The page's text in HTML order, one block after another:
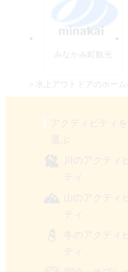
みなかみ町観光
＞水上アウトドアのホーム
アクティビティを
川のアクティビ
ティ
山のアクティビ
ティ
冬のアクティビ
ティ